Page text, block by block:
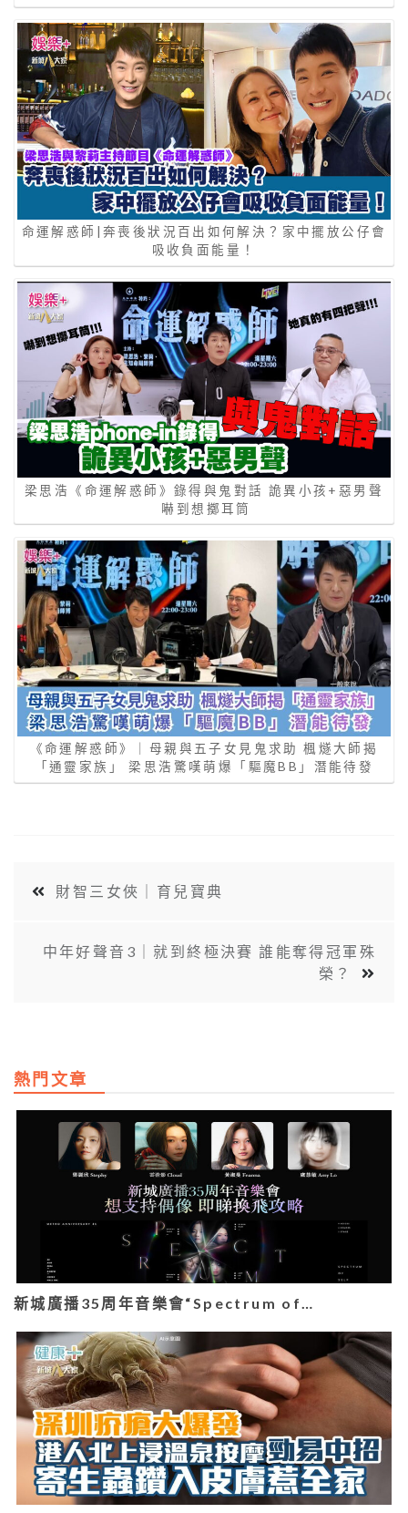
命運解惑師|奔喪後狀況百出如何解決？家中擺放公仔會
吸收負面能量！
梁思浩《命運解惑師》錄得與鬼對話 詭異小孩+惡男聲
嚇到想擲耳筒
《命運解惑師》｜母親與五子女見鬼求助 楓燧大師揭
「通靈家族」 梁思浩驚嘆萌爆「驅魔BB」潛能待發
財智三女俠｜育兒寶典
中年好聲音3｜就到終極決賽 誰能奪得冠軍殊
榮？
熱門文章
新城廣播35周年音樂會“Spectrum of…